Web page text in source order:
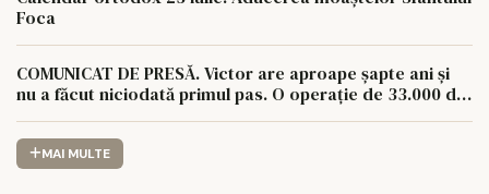
Foca
COMUNICAT DE PRESĂ. Victor are aproape șapte ani și
nu a făcut niciodată primul pas. O operație de 33.000 de
MAI MULTE